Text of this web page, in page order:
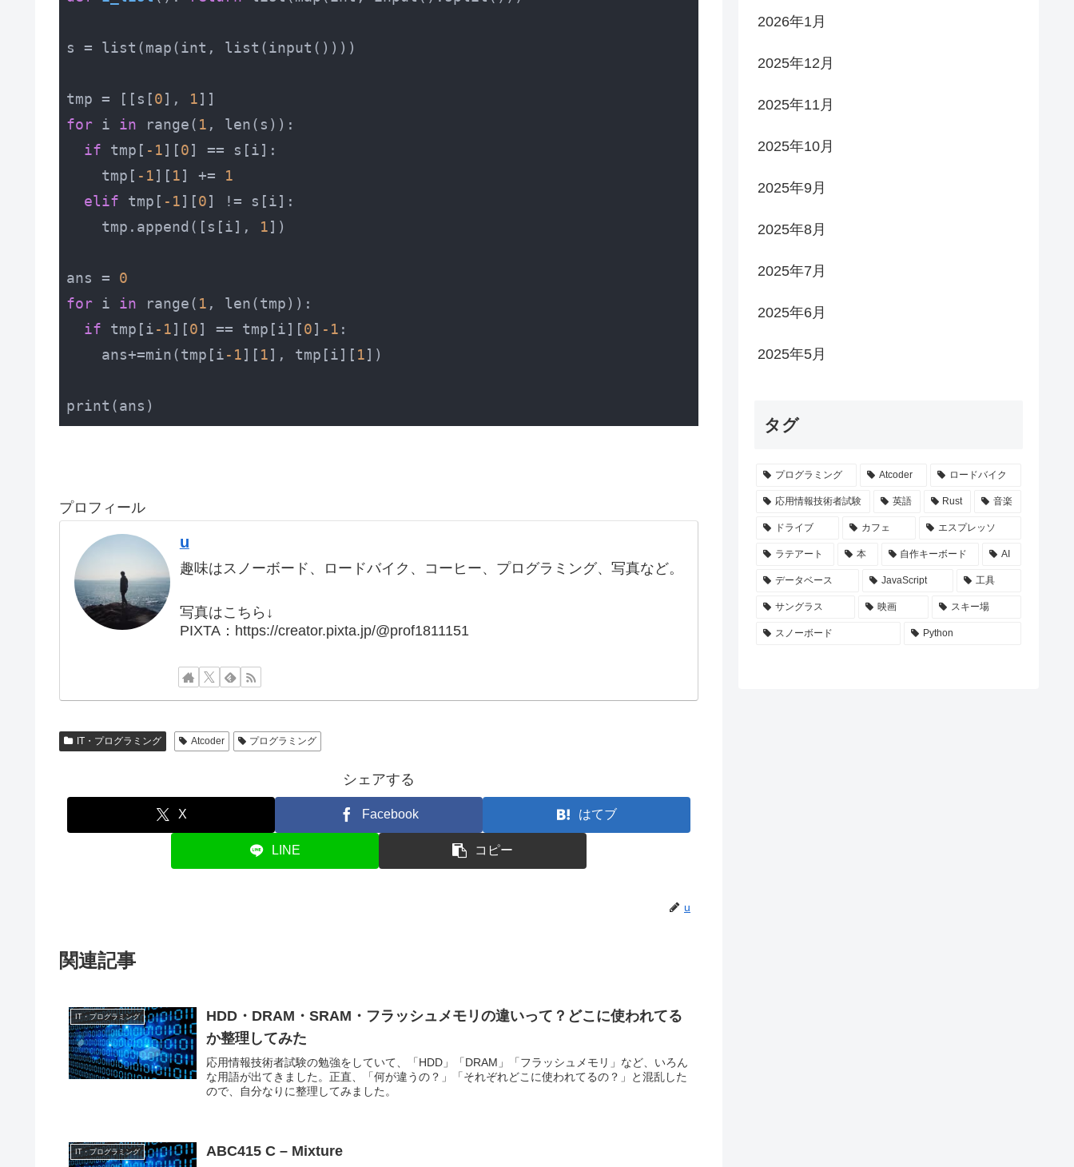
s = list(map(int, list(input())))
tmp = [[s[0], 1
for i in range( 1 , len(s)):
if tmp[ -1][0] == s[i]:
    tmp[
-1][ 1] += 1
elif tmp[ -1][0] != s[i]:
    tmp.append([s[i],
1])
ans = 0
for i in range( 1 , len(tmp)):
if tmp[i-1][0] == tmp[i][0] -1 :
    ans+=min(tmp[i
-1][ 1], tmp[i][ 1])
プロフィール
u
趣味はスノーボード、ロードバイク、コーヒー、プログラミング、写真など。
写真はこちら↓
PIXTA：https://creator.pixta.jp/@prof1811151
IT・プログラミング Atcoder プログラミング
シェアする
X Facebook はてブ
LINE コピー
u
関連記事
IT・プログラミング
HDD・DRAM・SRAM・フラッシュメモリの違いって？どこに使われてる
か整理してみた
応用情報技術者試験の勉強をしていて、「HDD」「DRAM」「フラッシュメモリ」など、いろん
な用語が出てきました。正直、「何が違うの？」「それぞれどこに使われてるの？」と混乱した
ので、自分なりに整理してみました。
IT・プログラミング ABC415 C – Mixture
2026年1月
2025年12月
2025年11月
2025年10月
2025年9月
2025年8月
2025年7月
2025年6月
2025年5月
タグ
プログラミング Atcoder ロードバイク
応用情報技術者試験 英語 Rust 音楽
ドライブ カフェ エスプレッソ
ラテアート 本 自作キーボード AI
データベース JavaScript 工具
サングラス 映画 スキー場
スノーボード Python